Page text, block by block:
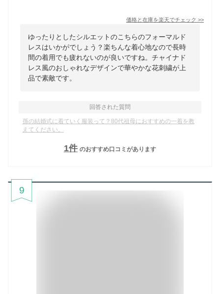
価格と在庫を楽天でチェック >>
ゆったりとしたシルエットのこちらのフォーマルド
レスはいかがでしょう？楽ちんな着心地なので長時
間の着用でも疲れないのが良いですね。チャイナド
レス風のおしゃれなデザインで華やかな花刺繍が上
品で素敵です。
回答された質問
孫の結婚式に着ていく服装って？80代祖母におすすめの一着を教
えてください。
1件 のおすすめ口コミがあります
9